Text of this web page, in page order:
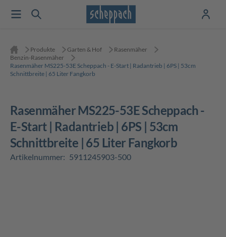
Produkte Garten & Hof
Rasenmäher
Benzin-Rasenmäher
Rasenmäher MS225-53E Scheppach - E-Start | Radantrieb | 6PS | 53cm
Schnittbreite | 65 Liter Fangkorb
Rasenmäher MS225-53E Scheppach -
E-Start | Radantrieb | 6PS | 53cm
Schnittbreite | 65 Liter Fangkorb
Artikelnummer: 5911245903-500